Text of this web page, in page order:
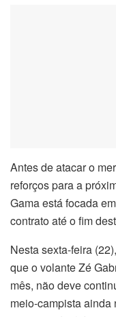
Antes de atacar o
reforços para a
Gama está focada
contrato até o fim
Nesta sexta-feira
que o volante Zé
mês, não deve
meio-campista ainda